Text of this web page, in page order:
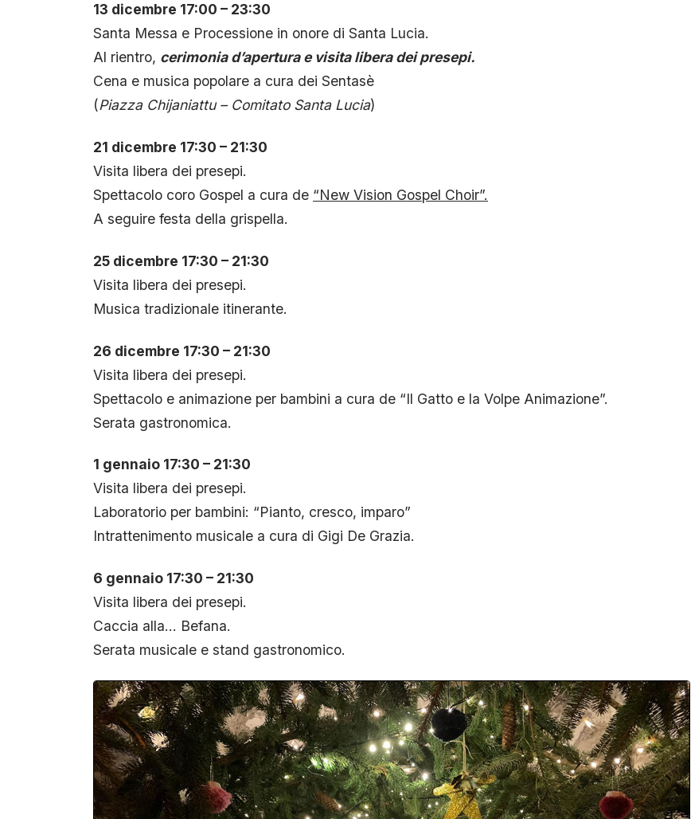
13 dicembre 17:00 – 23:30
Santa Messa e Processione in onore di Santa Lucia.
Al rientro, cerimonia d’apertura e visita libera dei presepi.
Cena e musica popolare a cura dei Sentasè
(Piazza Chijaniattu – Comitato Santa Lucia)
21 dicembre 17:30 – 21:30
Visita libera dei presepi.
Spettacolo coro Gospel a cura de “New Vision Gospel Choir”.
A seguire festa della grispella.
25 dicembre 17:30 – 21:30
Visita libera dei presepi.
Musica tradizionale itinerante.
26 dicembre 17:30 – 21:30
Visita libera dei presepi.
Spettacolo e animazione per bambini a cura de “Il Gatto e la Volpe Animazione”.
Serata gastronomica.
1 gennaio 17:30 – 21:30
Visita libera dei presepi.
Laboratorio per bambini: “Pianto, cresco, imparo”
Intrattenimento musicale a cura di Gigi De Grazia.
6 gennaio 17:30 – 21:30
Visita libera dei presepi.
Caccia alla… Befana.
Serata musicale e stand gastronomico.